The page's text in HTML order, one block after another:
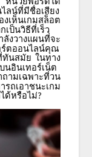
ลน์ที่มีชื่อเสียง
งเห็นเกมสล็อต
เป็นวิธีที่เร็ว
งวางแผนที่จะ
ร์ตออนไลน์คุณ
ทันสมัย ในทาง
นอินเทอร์เน็ต
ถามเฉพาะที่วน
รถเอาชนะเกม
ด้หรือไม่?